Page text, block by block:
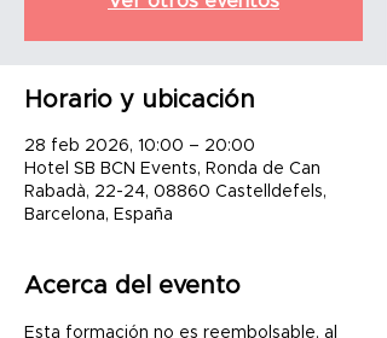
Horario y ubicación
28 feb 2026, 10:00 – 20:00
Hotel SB BCN Events, Ronda de Can
Rabadà, 22-24, 08860 Castelldefels,
Barcelona, España
Acerca del evento
Esta formación no es reembolsable, al